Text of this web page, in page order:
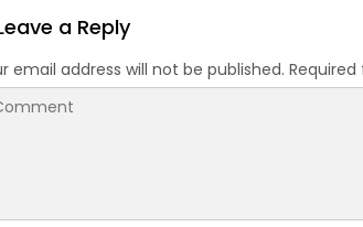
a Reply
email address will not be published.